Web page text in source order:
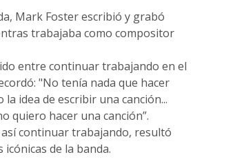
Mark Foster escribió y grabó
trabajaba como compositor
entre continuar trabajando en el
"No tenía nada que hacer
idea de escribir una canción...
quiero hacer una canción”.
continuar trabajando, resultó
de la banda.